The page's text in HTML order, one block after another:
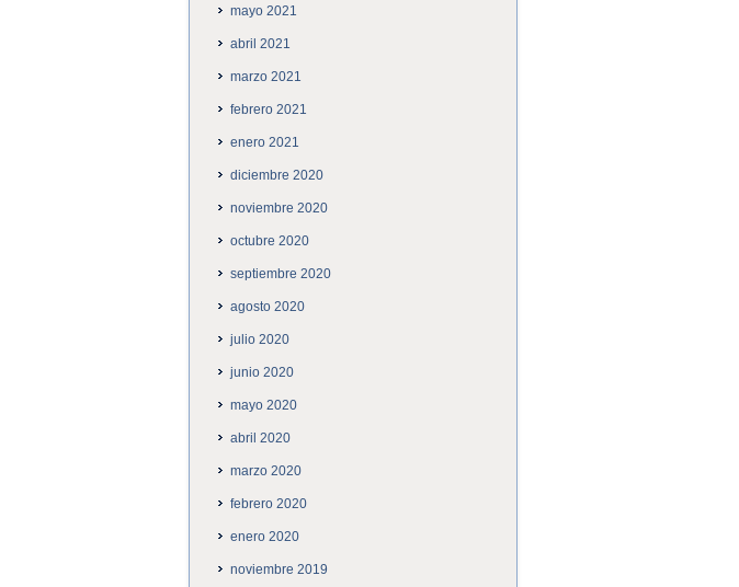
mayo 2021
abril 2021
marzo 2021
febrero 2021
enero 2021
diciembre 2020
noviembre 2020
octubre 2020
septiembre 2020
agosto 2020
julio 2020
junio 2020
mayo 2020
abril 2020
marzo 2020
febrero 2020
enero 2020
noviembre 2019